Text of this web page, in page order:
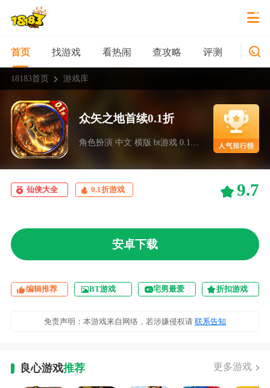
首页 找游戏 看热闹 查攻略 评测 新游
18183首页 游戏库
众矢之地首续0.1折
仙侠大全 0.1折游戏 9.7
安卓下载
编辑推荐 BT游戏 宅男最爱 折扣游戏
免责声明：本游戏来自网络，若涉嫌侵权请 联系告知
良心游戏推荐 更多游戏